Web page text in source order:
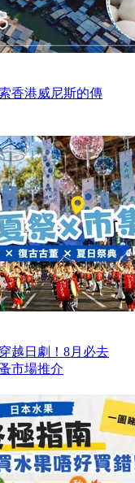
香港威尼斯的傳
越日劇！8月必去
市場推介